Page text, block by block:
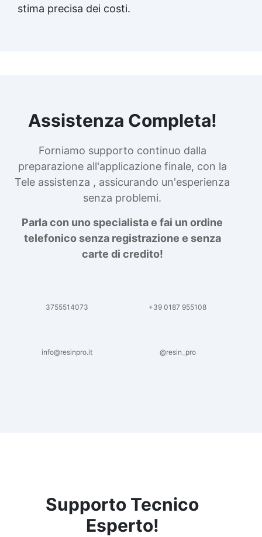
stima precisa dei costi.
Assistenza Completa!
Forniamo supporto continuo dalla
preparazione all'applicazione finale, con la
Tele assistenza , assicurando un'esperienza
senza problemi.
Parla con uno specialista e fai un ordine
telefonico senza registrazione e senza
carte di credito!
3755514073 +39 0187 955108
info@resinpro.it @resin_pro
Supporto Tecnico
Esperto!